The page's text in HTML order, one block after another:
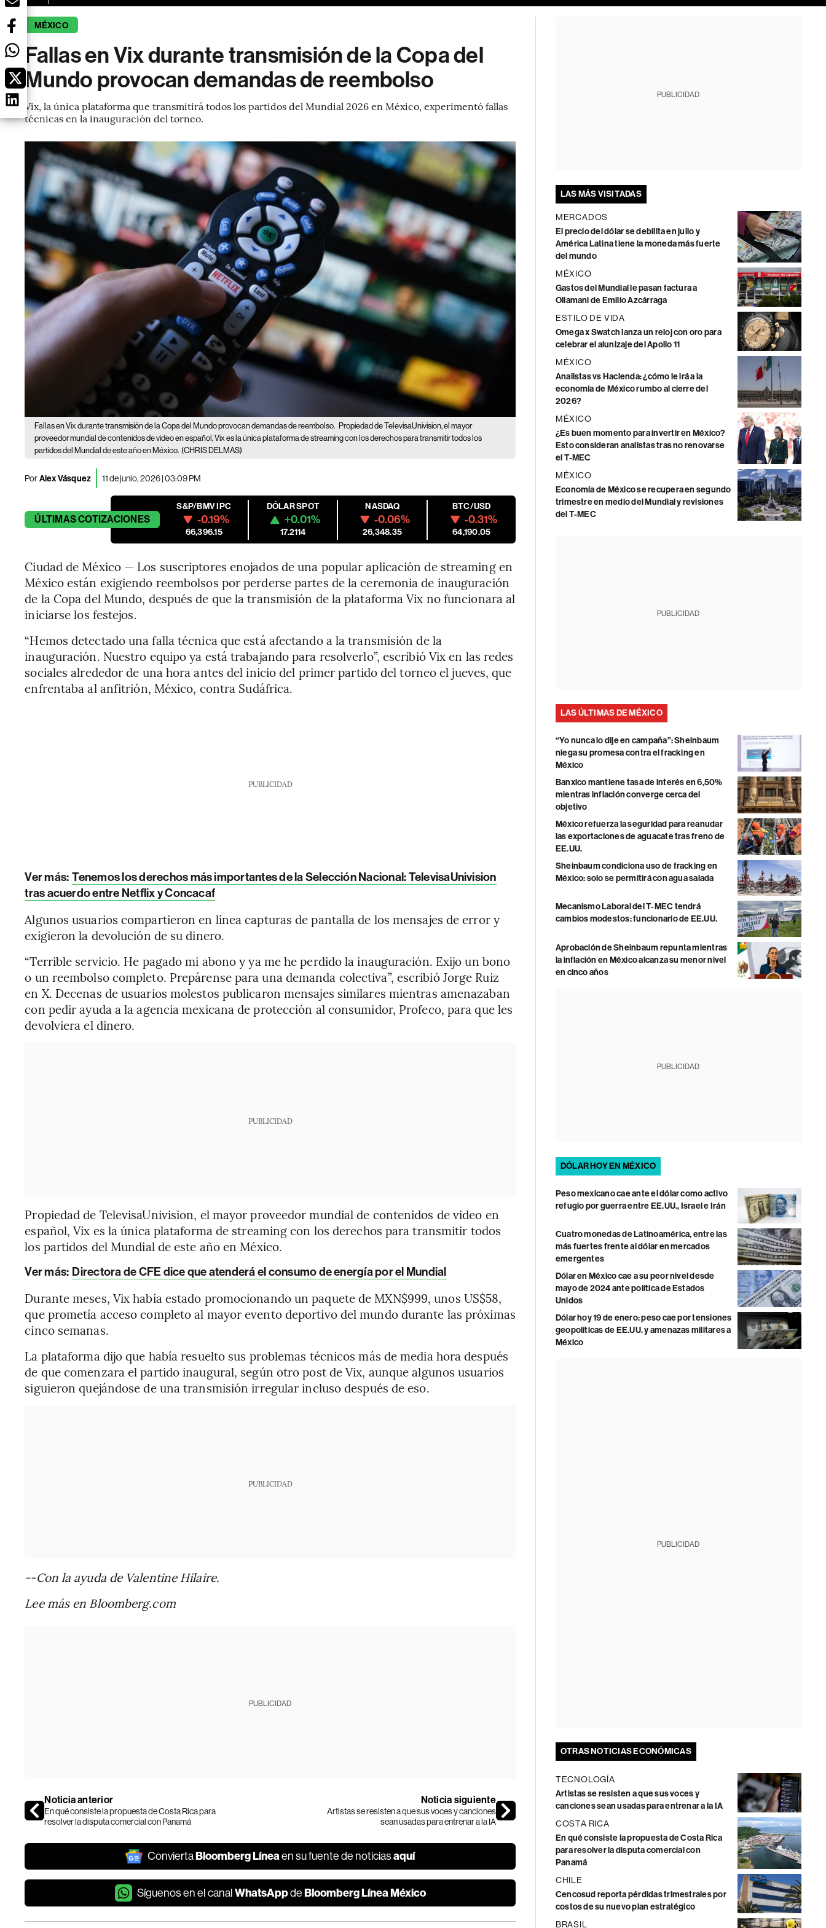
MÉXICO
Fallas en Vix durante transmisión de la Copa del
Mundo provocan demandas de reembolso
Vix, la única plataforma que transmitirá todos los partidos del Mundial 2026 en México, experimentó fallas
técnicas en la inauguración del torneo.
Fallas en Vix durante transmisión de la Copa del Mundo provocan demandas de reembolso. Propiedad de TelevisaUnivision, el mayor
proveedor mundial de contenidos de video en español, Vix es la única plataforma de streaming con los derechos para transmitir todos los
partidos del Mundial de este año en México. (CHRIS DELMAS)
PorAlex Vásquez 11 de junio, 2026 | 03:09 PM
ÚLTIMASCOTIZACIONES
S&P/BMV IPC
-0.19%
66,396.15
DÓLAR SPOT
+0.01%
17.2114
NASDAQ
-0.06%
26,348.35
BTC/USD
-0.31%
64,190.05
Ciudad de México — Los suscriptores enojados de una popular aplicación de streaming en
México están exigiendo reembolsos por perderse partes de la ceremonia de inauguración
de la Copa del Mundo, después de que la transmisión de la plataforma Vix no funcionara al
iniciarse los festejos.
“Hemos detectado una falla técnica que está afectando a la transmisión de la
inauguración. Nuestro equipo ya está trabajando para resolverlo”, escribió Vix en las redes
sociales alrededor de una hora antes del inicio del primer partido del torneo el jueves, que
enfrentaba al anfitrión, México, contra Sudáfrica.
PUBLICIDAD
Ver más: Tenemos los derechos más importantes de la Selección Nacional: TelevisaUnivision
tras acuerdo entre Netflix y Concacaf
Algunos usuarios compartieron en línea capturas de pantalla de los mensajes de error y
exigieron la devolución de su dinero.
“Terrible servicio. He pagado mi abono y ya me he perdido la inauguración. Exijo un bono
o un reembolso completo. Prepárense para una demanda colectiva”, escribió Jorge Ruiz
en X. Decenas de usuarios molestos publicaron mensajes similares mientras amenazaban
con pedir ayuda a la agencia mexicana de protección al consumidor, Profeco, para que les
devolviera el dinero.
PUBLICIDAD
Propiedad de TelevisaUnivision, el mayor proveedor mundial de contenidos de video en
español, Vix es la única plataforma de streaming con los derechos para transmitir todos
los partidos del Mundial de este año en México.
Ver más: Directora de CFE dice que atenderá el consumo de energía por el Mundial
Durante meses, Vix había estado promocionando un paquete de MXN$999, unos US$58,
que prometía acceso completo al mayor evento deportivo del mundo durante las próximas
cinco semanas.
La plataforma dijo que había resuelto sus problemas técnicos más de media hora después
de que comenzara el partido inaugural, según otro post de Vix, aunque algunos usuarios
siguieron quejándose de una transmisión irregular incluso después de eso.
PUBLICIDAD
--Con la ayuda de Valentine Hilaire.
Lee más en Bloomberg.com
PUBLICIDAD
Noticia anterior
En qué consiste la propuesta de Costa Rica para
resolver la disputa comercial con Panamá
Noticia siguiente
Artistas se resisten a que sus voces y canciones
sean usadas para entrenar a la IA
ConviertaBloomberg Líneaen su fuente de noticiasaquí
Síguenos en el canal WhatsAppde Bloomberg Línea México
PUBLICIDAD
LAS MÁS VISITADAS
MERCADOS
El precio del dólar se debilita en julio y
América Latina tiene la moneda más fuerte
del mundo
MÉXICO
Gastos del Mundial le pasan factura a
Ollamani de Emilio Azcárraga
ESTILO DE VIDA
Omega x Swatch lanza un reloj con oro para
celebrar el alunizaje del Apollo 11
MÉXICO
Analistas vs Hacienda: ¿cómo le irá a la
economía de México rumbo al cierre del
2026?
MÉXICO
¿Es buen momento para invertir en México?
Esto consideran analistas tras no renovarse
el T-MEC
MÉXICO
Economía de México se recupera en segundo
trimestre en medio del Mundial y revisiones
del T-MEC
PUBLICIDAD
LAS ÚLTIMAS DE MÉXICO
“Yo nunca lo dije en campaña”: Sheinbaum
niega su promesa contra el fracking en
México
Banxico mantiene tasa de interés en 6,50%
mientras inflación converge cerca del
objetivo
México refuerza la seguridad para reanudar
las exportaciones de aguacate tras freno de
EE.UU.
Sheinbaum condiciona uso de fracking en
México: solo se permitirá con agua salada
Mecanismo Laboral del T-MEC tendrá
cambios modestos: funcionario de EE.UU.
Aprobación de Sheinbaum repunta mientras
la inflación en México alcanza su menor nivel
en cinco años
PUBLICIDAD
DÓLAR HOY EN MÉXICO
Peso mexicano cae ante el dólar como activo
refugio por guerra entre EE.UU., Israel e Irán
Cuatro monedas de Latinoamérica, entre las
más fuertes frente al dólar en mercados
emergentes
Dólar en México cae a su peor nivel desde
mayo de 2024 ante política de Estados
Unidos
Dólar hoy 19 de enero: peso cae por tensiones
geopolíticas de EE.UU. y amenazas militares a
México
PUBLICIDAD
OTRAS NOTICIAS ECONÓMICAS
TECNOLOGÍA
Artistas se resisten a que sus voces y
canciones sean usadas para entrenar a la IA
COSTA RICA
En qué consiste la propuesta de Costa Rica
para resolver la disputa comercial con
Panamá
CHILE
Cencosud reporta pérdidas trimestrales por
costos de su nuevo plan estratégico
BRASIL